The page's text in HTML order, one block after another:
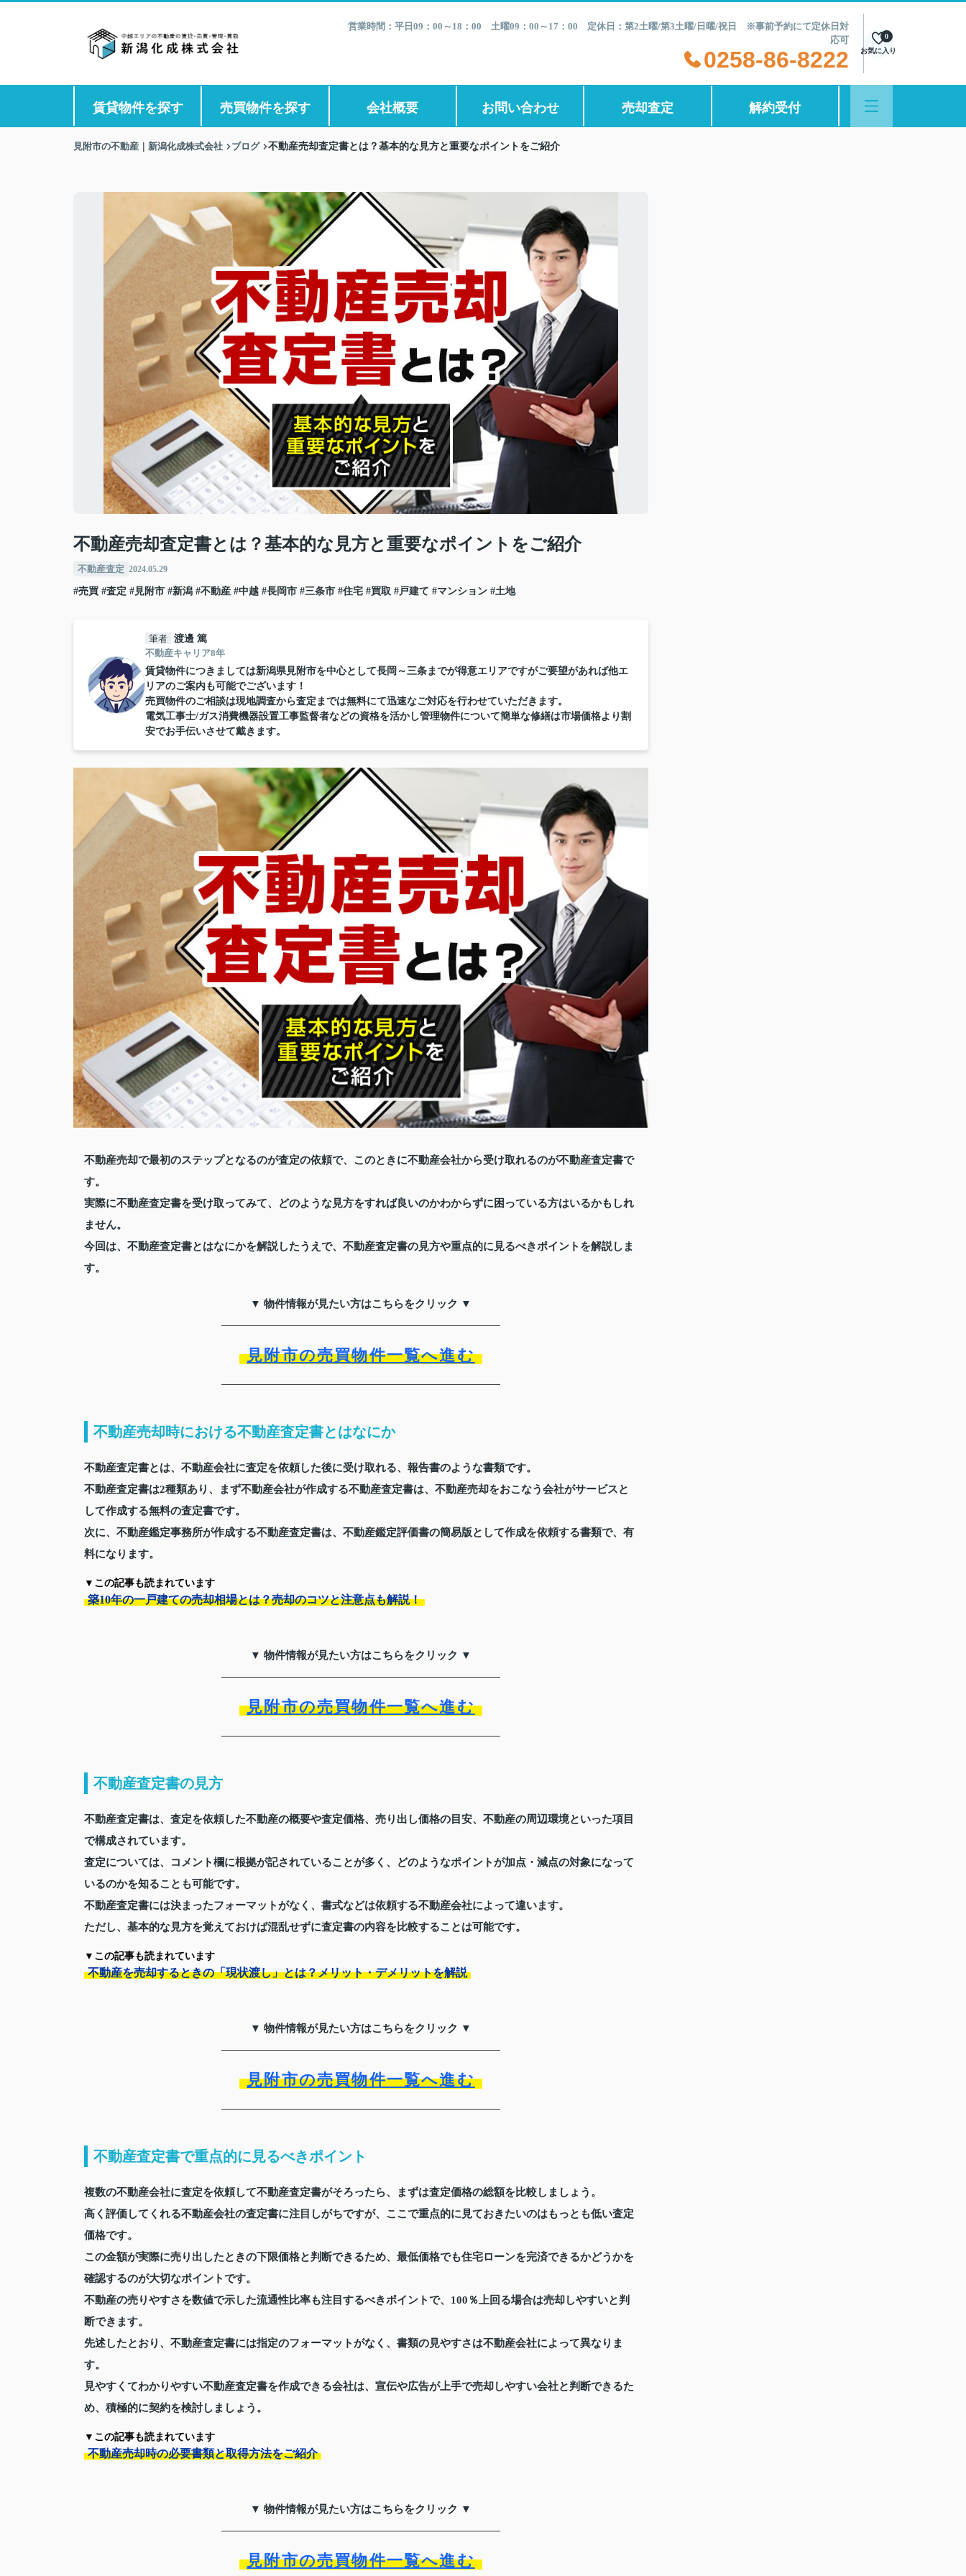
営業時間：平日09：00～18：00 土曜09：00～17：00 定休日：第2土曜/第3土曜/日曜/祝日 ※事前予約にて定休日対
応可
0258-86-8222 お気に入り
0
賃貸物件を探す 売買物件を探す 会社概要 お問い合わせ 売却査定 解約受付
見附市の不動産｜新潟化成株式会社 ブログ 不動産売却査定書とは？基本的な見方と重要なポイントをご紹介
不動産売却査定書とは？基本的な見方と重要なポイントをご紹介
不動産査定 2024.05.29
#売買 #査定 #見附市 #新潟 #不動産 #中越 #長岡市 #三条市 #住宅 #買取 #戸建て #マンション #土地
筆者 渡邊 篤
不動産キャリア8年
賃貸物件につきましては新潟県見附市を中心として長岡～三条までが得意エリアですがご要望があれば他エ
リアのご案内も可能でございます！
売買物件のご相談は現地調査から査定までは無料にて迅速なご対応を行わせていただきます。
電気工事士/ガス消費機器設置工事監督者などの資格を活かし管理物件について簡単な修繕は市場価格より割
安でお手伝いさせて戴きます。
不動産売却で最初のステップとなるのが査定の依頼で、このときに不動産会社から受け取れるのが不動産査定書で
す。
実際に不動産査定書を受け取ってみて、どのような見方をすれば良いのかわからずに困っている方はいるかもしれ
ません。
今回は、不動産査定書とはなにかを解説したうえで、不動産査定書の見方や重点的に見るべきポイントを解説しま
す。
▼ 物件情報が見たい方はこちらをクリック ▼
見附市の売買物件一覧へ進む
不動産売却時における不動産査定書とはなにか
不動産査定書とは、不動産会社に査定を依頼した後に受け取れる、報告書のような書類です。
不動産査定書は2種類あり、まず不動産会社が作成する不動産査定書は、不動産売却をおこなう会社がサービスと
して作成する無料の査定書です。
次に、不動産鑑定事務所が作成する不動産査定書は、不動産鑑定評価書の簡易版として作成を依頼する書類で、有
料になります。
▼この記事も読まれています
築10年の一戸建ての売却相場とは？売却のコツと注意点も解説！
▼ 物件情報が見たい方はこちらをクリック ▼
見附市の売買物件一覧へ進む
不動産査定書の見方
不動産査定書は、査定を依頼した不動産の概要や査定価格、売り出し価格の目安、不動産の周辺環境といった項目
で構成されています。
査定については、コメント欄に根拠が記されていることが多く、どのようなポイントが加点・減点の対象になって
いるのかを知ることも可能です。
不動産査定書には決まったフォーマットがなく、書式などは依頼する不動産会社によって違います。
ただし、基本的な見方を覚えておけば混乱せずに査定書の内容を比較することは可能です。
▼この記事も読まれています
不動産を売却するときの「現状渡し」とは？メリット・デメリットを解説
▼ 物件情報が見たい方はこちらをクリック ▼
見附市の売買物件一覧へ進む
不動産査定書で重点的に見るべきポイント
複数の不動産会社に査定を依頼して不動産査定書がそろったら、まずは査定価格の総額を比較しましょう。
高く評価してくれる不動産会社の査定書に注目しがちですが、ここで重点的に見ておきたいのはもっとも低い査定
価格です。
この金額が実際に売り出したときの下限価格と判断できるため、最低価格でも住宅ローンを完済できるかどうかを
確認するのが大切なポイントです。
不動産の売りやすさを数値で示した流通性比率も注目するべきポイントで、100％上回る場合は売却しやすいと判
断できます。
先述したとおり、不動産査定書には指定のフォーマットがなく、書類の見やすさは不動産会社によって異なりま
す。
見やすくてわかりやすい不動産査定書を作成できる会社は、宣伝や広告が上手で売却しやすい会社と判断できるた
め、積極的に契約を検討しましょう。
▼この記事も読まれています
不動産売却時の必要書類と取得方法をご紹介
▼ 物件情報が見たい方はこちらをクリック ▼
見附市の売買物件一覧へ進む